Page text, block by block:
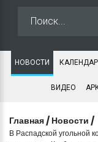
НОВОСТИ
ВИДЕО
Главная / Новости /
В Распадской угольной